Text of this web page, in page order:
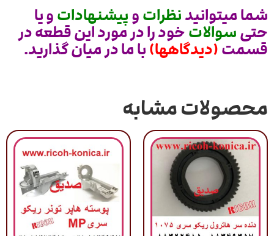
شما میتوانیدنظراتوپیشنهاداتو یا
حتیسوالاتخود را در مورد این قطعه در
قسمت(دیدگاهها)با ما در میان گذارید.
محصولات مشابه